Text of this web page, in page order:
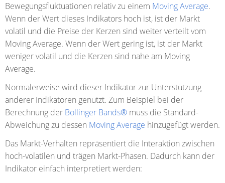
Bewegungsfluktuationen relativ zu einem Moving Average.
Wenn der Wert dieses Indikators hoch ist, ist der Markt
volatil und die Preise der Kerzen sind weiter verteilt vom
Moving Average. Wenn der Wert gering ist, ist der Markt
weniger volatil und die Kerzen sind nahe am Moving
Average.
Normalerweise wird dieser Indikator zur Unterstützung
anderer Indikatoren genutzt. Zum Beispiel bei der
Berechnung der Bollinger Bands® muss die Standard-
Abweichung zu dessen Moving Average hinzugefügt werden.
Das Markt-Verhalten repräsentiert die Interaktion zwischen
hoch-volatilen und trägen Markt-Phasen. Dadurch kann der
Indikator einfach interpretiert werden: